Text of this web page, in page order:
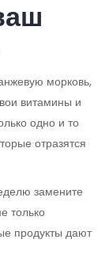
морковь,
витамины и
одно и то
отразятся
замените
только
продукты дают